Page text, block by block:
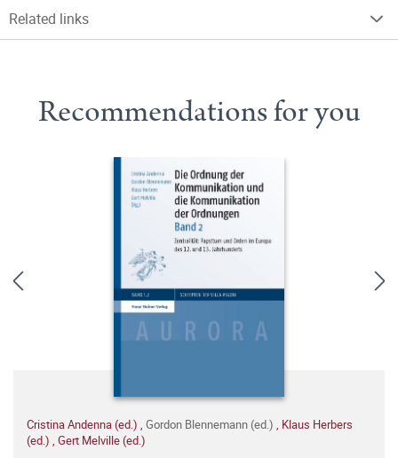
Related links
Recommendations for you
Cristina Andenna (ed.) , Gordon Blennemann (ed.) , Klaus Herbers
(ed.) , Gert Melville (ed.)